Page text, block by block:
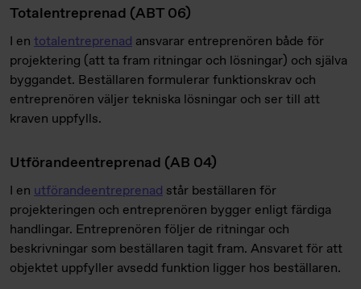
Totalentreprenad (ABT 06)
I en totalentreprenad ansvarar entreprenören både för
projektering (att ta fram ritningar och lösningar) och själva
byggandet. Beställaren formulerar funktionskrav och
entreprenören väljer tekniska lösningar och ser till att
kraven uppfylls.
Utförandeentreprenad (AB 04)
I en utförandeentreprenad står beställaren för
projekteringen och entreprenören bygger enligt färdiga
handlingar. Entreprenören följer de ritningar och
beskrivningar som beställaren tagit fram. Ansvaret för att
objektet uppfyller avsedd funktion ligger hos beställaren.